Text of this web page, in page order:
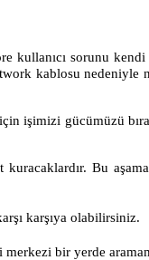
kullanıcı sorunu
kablosu nedeniyle
işimizi gücümüzü
Bu
karşıya olabilirsiniz.
merkezi bir yerde